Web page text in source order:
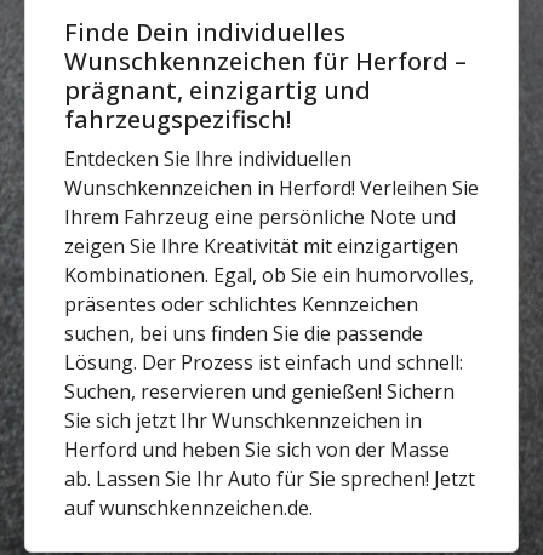
Finde Dein individuelles
Wunschkennzeichen für Herford –
prägnant, einzigartig und
fahrzeugspezifisch!
Entdecken Sie Ihre individuellen
Wunschkennzeichen in Herford! Verleihen Sie
Ihrem Fahrzeug eine persönliche Note und
zeigen Sie Ihre Kreativität mit einzigartigen
Kombinationen. Egal, ob Sie ein humorvolles,
präsentes oder schlichtes Kennzeichen
suchen, bei uns finden Sie die passende
Lösung. Der Prozess ist einfach und schnell:
Suchen, reservieren und genießen! Sichern
Sie sich jetzt Ihr Wunschkennzeichen in
Herford und heben Sie sich von der Masse
ab. Lassen Sie Ihr Auto für Sie sprechen! Jetzt
auf wunschkennzeichen.de.